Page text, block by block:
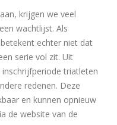
krijgen we veel
wachtlijst. Als
echter niet dat
serie vol zit. Uit
triatleten
redenen. Deze
en kunnen opnieuw
de website van de